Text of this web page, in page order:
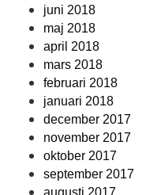
juni 2018
maj 2018
april 2018
mars 2018
februari 2018
januari 2018
december 2017
november 2017
oktober 2017
september 2017